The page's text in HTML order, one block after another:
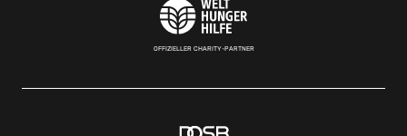
OFFIZIELLER CHARITY-PARTNER